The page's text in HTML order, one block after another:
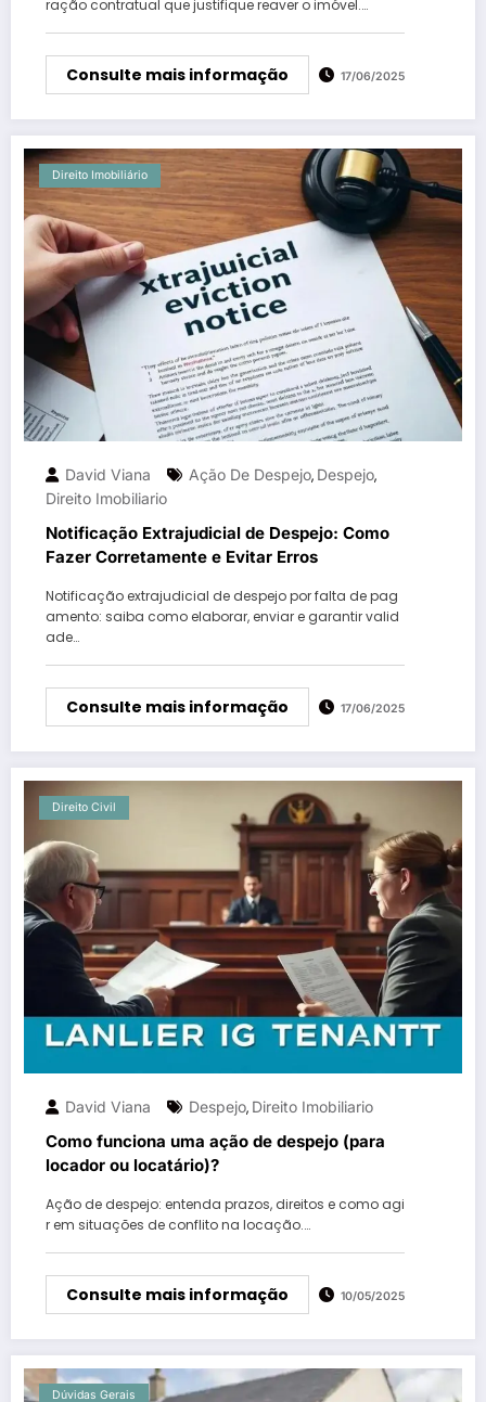
ração contratual que justifique reaver o imóvel.…
Consulte mais informação 17/06/2025
Direito Imobiliário
David Viana Ação De Despejo, Despejo,
Direito Imobiliario
Notificação Extrajudicial de Despejo: Como
Fazer Corretamente e Evitar Erros
Notificação extrajudicial de despejo por falta de pag
amento: saiba como elaborar, enviar e garantir valid
ade…
Consulte mais informação 17/06/2025
Direito Civil
David Viana Despejo, Direito Imobiliario
Como funciona uma ação de despejo (para
locador ou locatário)?
Ação de despejo: entenda prazos, direitos e como agi
r em situações de conflito na locação.…
Consulte mais informação 10/05/2025
Dúvidas Gerais